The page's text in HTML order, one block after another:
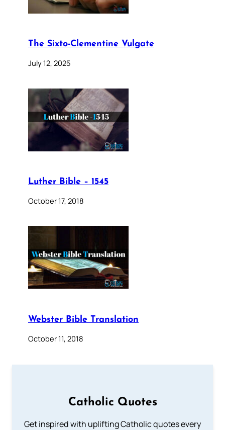
The Sixto-Clementine Vulgate
July 12, 2025
Luther Bible – 1545
October 17, 2018
Webster Bible Translation
October 11, 2018
Catholic Quotes
Get inspired with uplifting Catholic quotes every